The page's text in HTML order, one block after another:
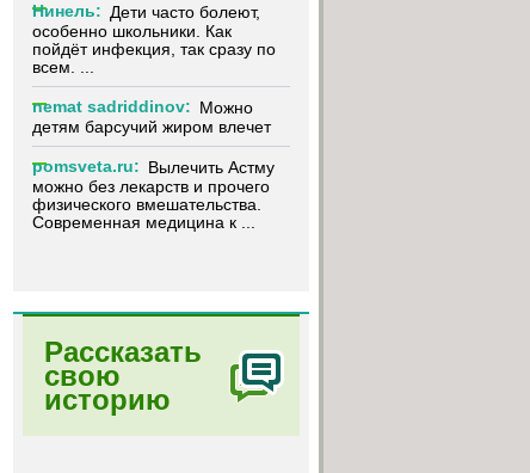
Нинель: Дети часто болеют,
особенно школьники. Как
пойдёт инфекция, так сразу по
всем. ...
nemat sadriddinov: Можно
детям барсучий жиром влечет
pomsveta.ru: Вылечить Астму
можно без лекарств и прочего
физического вмешательства.
Современная медицина к ...
Рассказать
свою
историю